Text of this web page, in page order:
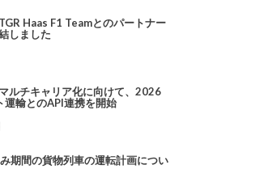
Haas F1 Teamとのパートナー
しました
ルチキャリア化に向けて、2026
運輸とのAPI連携を開始
期間の貨物列車の運転計画につい